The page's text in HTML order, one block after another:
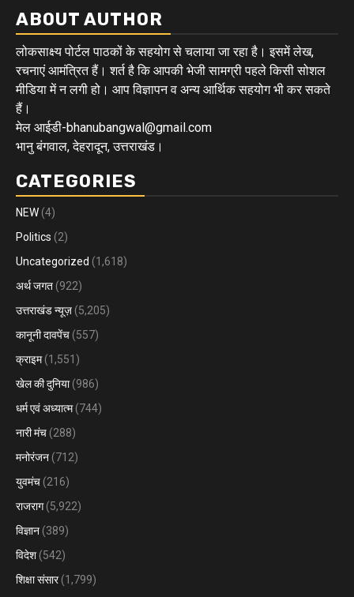
ABOUT AUTHOR
लोकसाक्ष्य पोर्टल पाठकों के सहयोग से चलाया जा रहा है। इसमें लेख,
रचनाएं आमंत्रित हैं। शर्त है कि आपकी भेजी सामग्री पहले किसी सोशल
मीडिया में न लगी हो। आप विज्ञापन व अन्य आर्थिक सहयोग भी कर सकते
हैं।
मेल आईडी-bhanubangwal@gmail.com
भानु बंगवाल, देहरादून, उत्तराखंड।
CATEGORIES
NEW (4)
Politics (2)
Uncategorized (1,618)
अर्थ जगत (922)
उत्तराखंड न्यूज़ (5,205)
कानूनी दावपेंच (557)
क्राइम(1,551)
खेल की दुनिया(986)
धर्म एवं अध्यात्म(744)
नारी मंच (288)
मनोरंजन (712)
युवमंच (216)
राजराग(5,922)
विज्ञान (389)
विदेश (542)
शिक्षा संसार(1,799)